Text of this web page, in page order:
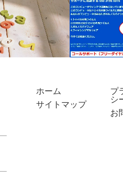
ウイルス感
然スキャン
ホーム
サイトマップ
プ
シ
お